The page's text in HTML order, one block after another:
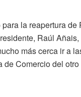
la reapertura
Raúl
más cerca ir a
Comercio del